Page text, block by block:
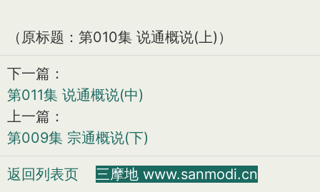
（原标题：第010集 说通概说(上)）
下一篇：
第011集 说通概说(中)
上一篇：
第009集 宗通概说(下)
返回列表页 三摩地 www.sanmodi.cn